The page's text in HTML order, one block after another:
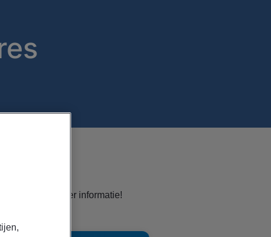
voor meer informatie!